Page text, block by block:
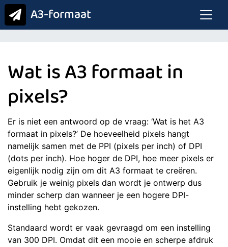
A3-formaat
Wat is A3 formaat in
pixels?
Er is niet een antwoord op de vraag: ‘Wat is het A3
formaat in pixels?’ De hoeveelheid pixels hangt
namelijk samen met de PPI (pixels per inch) of DPI
(dots per inch). Hoe hoger de DPI, hoe meer pixels er
eigenlijk nodig zijn om dit A3 formaat te creëren.
Gebruik je weinig pixels dan wordt je ontwerp dus
minder scherp dan wanneer je een hogere DPI-
instelling hebt gekozen.
Standaard wordt er vaak gevraagd om een instelling
van 300 DPI. Omdat dit een mooie en scherpe afdruk